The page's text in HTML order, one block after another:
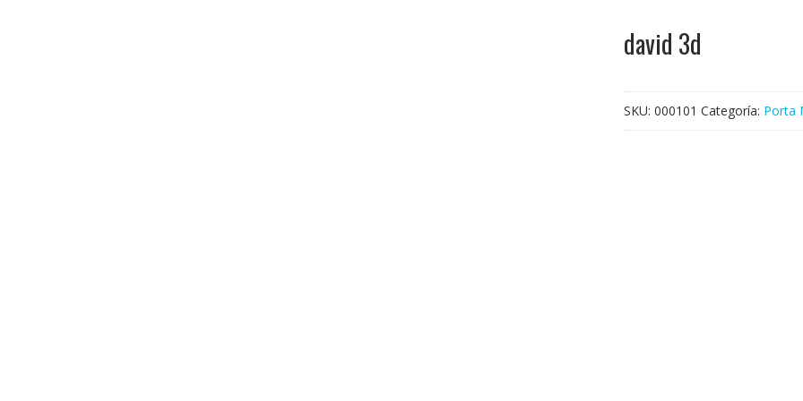
david 3d
SKU: 000101 Categoría: Porta